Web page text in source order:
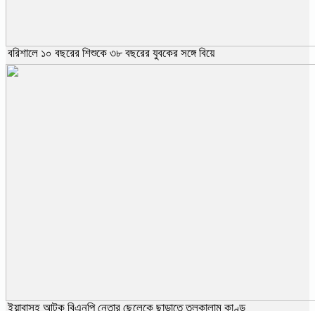
বরিশালে ১০ বছরের শিশুকে ৩৮ বছরের যুবকের সঙ্গে বিয়ে
ইয়াবাসহ আটক বিএনপি নেতার ছেলেকে ছাড়াতে তুলকালাম কাণ্ড